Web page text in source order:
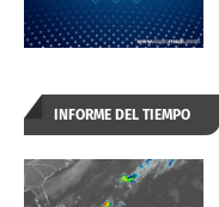
INFORME DEL TIEMPO